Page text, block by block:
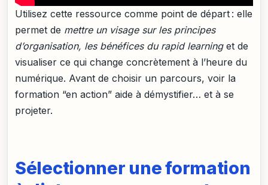
Utilisez cette ressource comme point de départ : elle
permet de mettre un visage sur les principes
d’organisation, les bénéfices du rapid learninget de
visualiser ce qui change concrètement à l’heure du
numérique. Avant de choisir un parcours, voir la
formation “en action” aide à démystifier… et à se
projeter.
Sélectionner une formation